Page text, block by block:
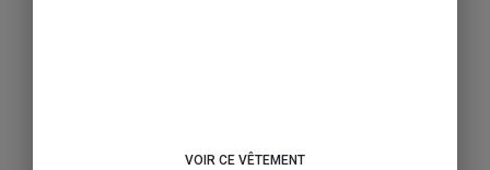
VOIR CE VÊTEMENT